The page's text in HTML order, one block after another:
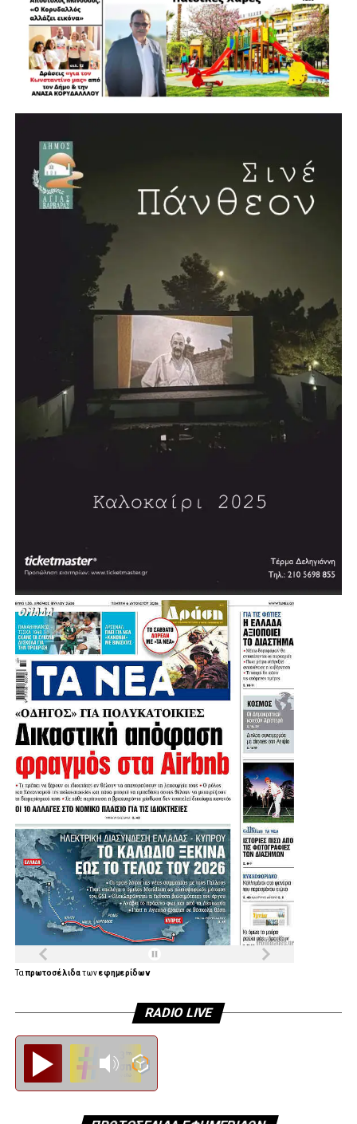
.
.
Ταπρωτοσέλιδατωνεφημερίδων
RADIO LIVE